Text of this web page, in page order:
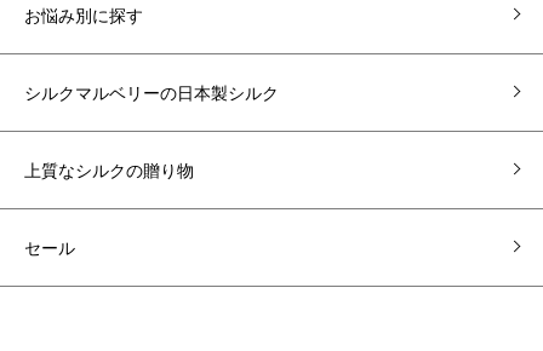
お悩み別に探す
シルクマルベリーの日本製シルク
上質なシルクの贈り物
セール